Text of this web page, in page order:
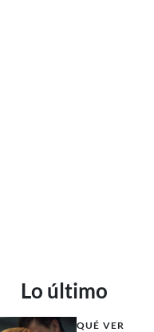
Lo último
QUÉ VER